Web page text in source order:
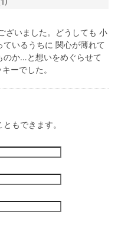
ざいました。どうしても 小
いるうちに 関心が薄れて
のか…と想いをめぐらせて
ーでした。
ともできます。